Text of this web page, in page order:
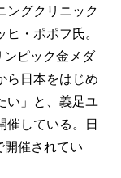
ングクリニック
・ポポフ氏。
ピック金メダ
ら日本をはじめ
い」と、義足ユ
催している。日
催されてい